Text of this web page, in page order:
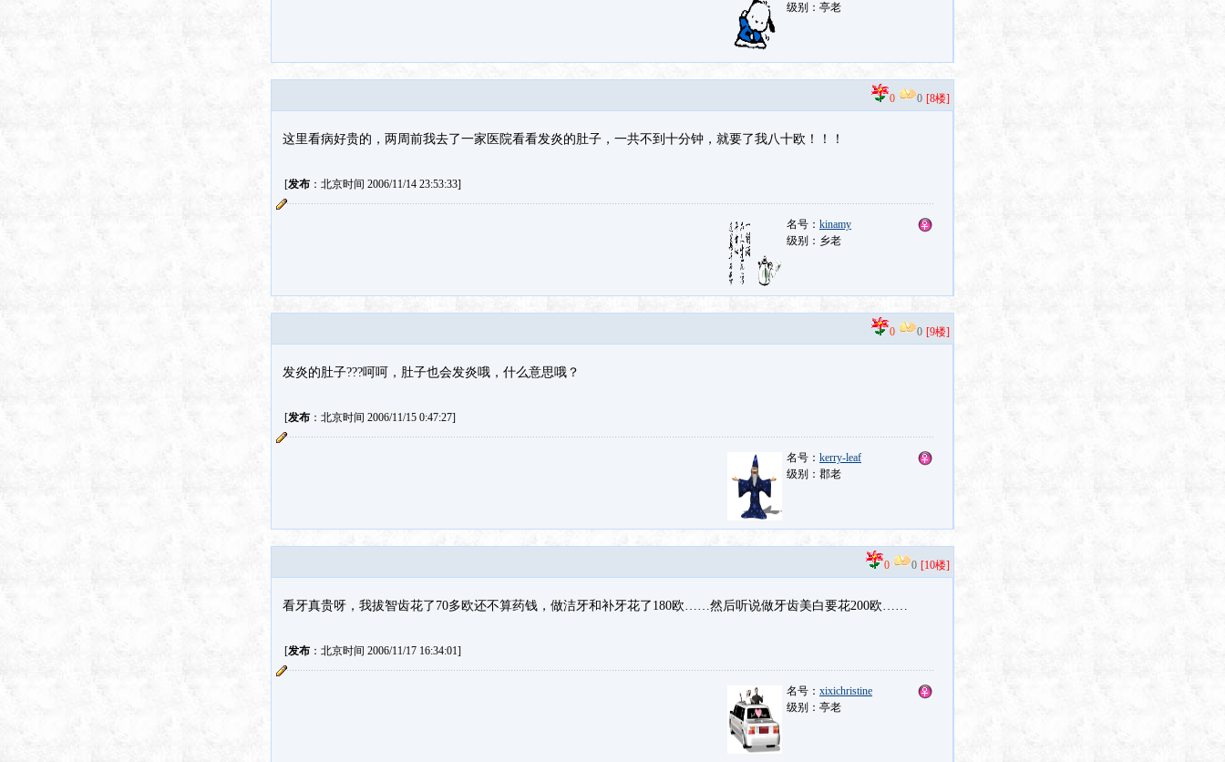
级别：亭老
0 0 [8楼]
这里看病好贵的，两周前我去了一家医院看看发炎的肚子，一共不到十分钟，就要了我八十欧！！！
[发布：北京时间 2006/11/14 23:53:33]
名号： kinamy
级别：乡老
0 0 [9楼]
发炎的肚子???呵呵，肚子也会发炎哦，什么意思哦？
[发布：北京时间 2006/11/15 0:47:27]
名号： kerry-leaf
级别：郡老
0 0 [10楼]
看牙真贵呀，我拔智齿花了70多欧还不算药钱，做洁牙和补牙花了180欧……然后听说做牙齿美白要花200欧……
[发布：北京时间 2006/11/17 16:34:01]
名号： xixichristine
级别：亭老